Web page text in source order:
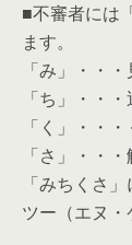
■不審者には
ます。
「み」・・
「ち」・・
「く」・・
「さ」・・
「みちくさ
ツー（エヌ・